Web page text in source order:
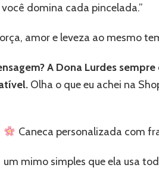
você domina cada pincelada.”
amor e leveza ao mesmo
A Dona Lurdes
Olha o que eu achei na
Caneca personalizada com
um mimo simples que ela usa